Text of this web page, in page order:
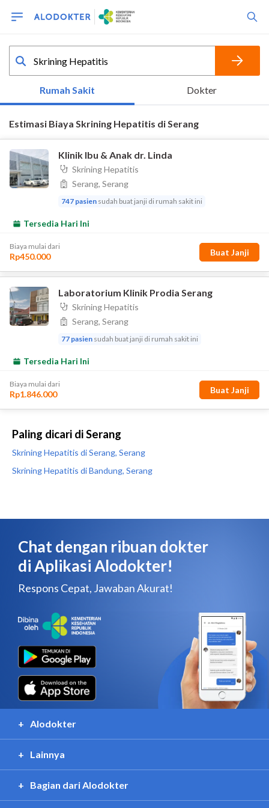
Paling dicari di Serang
Skrining Hepatitis di Serang, Serang
Skrining Hepatitis di Bandung, Serang